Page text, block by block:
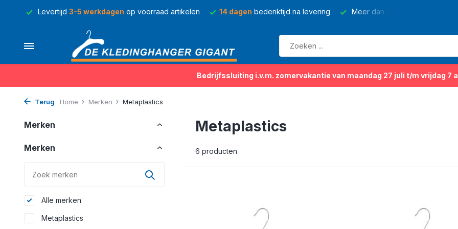
Levertijd 3-5 werkdagen op voorraad artikelen 14 dagen bedenktijd na levering Meer dan
Bedrijfssluiting i.v.m. zomervakantie van maandag 27 juli t/m vrijdag 7
Terug Home Merken Metaplastics
Merken
Merken
Alle merken
Metaplastics
Metaplastics
6 producten